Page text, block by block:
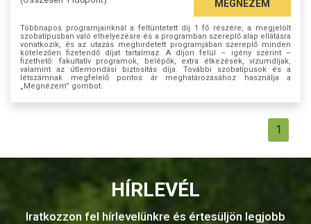
MEGNÉZEM
Többnapos programjainknál a feltüntetett díj 1 fő részére, a megjelölt
szobatípusban való elhelyezésre és a programban szereplő alap ellátásra
vonatkozik, és az utazás meghirdetett programjában szereplő minden
kötelezően fizetendő díjat tartalmaz. A díjon felül – igény szerint –
fizethető: fakultatív programok, belépők, extra étkezések, vízumdíjak,
valamint az útlemondási biztosítás díja. További szobatípusok és a
létszámnak megfelelő pontos ár meghatározásához használja a
„Megnézem” gombot.
1
HÍRLEVÉL
Iratkozzon fel hírlevelünkre és értesüljön legjobb